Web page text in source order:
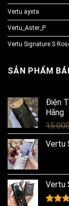
Vertu ayxta
Vertu_Aster_P
Vertu Signature S
SẢN PHẨM
Điện
Hãng
Vertu
Vertu